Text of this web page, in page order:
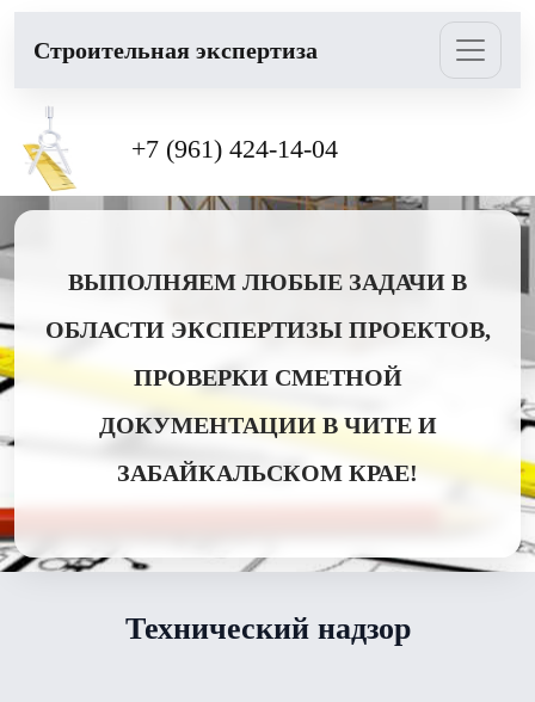
Cтроительная экспертиза
+7 (961) 424-14-04
ВЫПОЛНЯЕМ ЛЮБЫЕ ЗАДАЧИ В
ОБЛАСТИ ЭКСПЕРТИЗЫ ПРОЕКТОВ,
ПРОВЕРКИ СМЕТНОЙ
ДОКУМЕНТАЦИИ В ЧИТЕ И
ЗАБАЙКАЛЬСКОМ КРАЕ!
Технический надзор